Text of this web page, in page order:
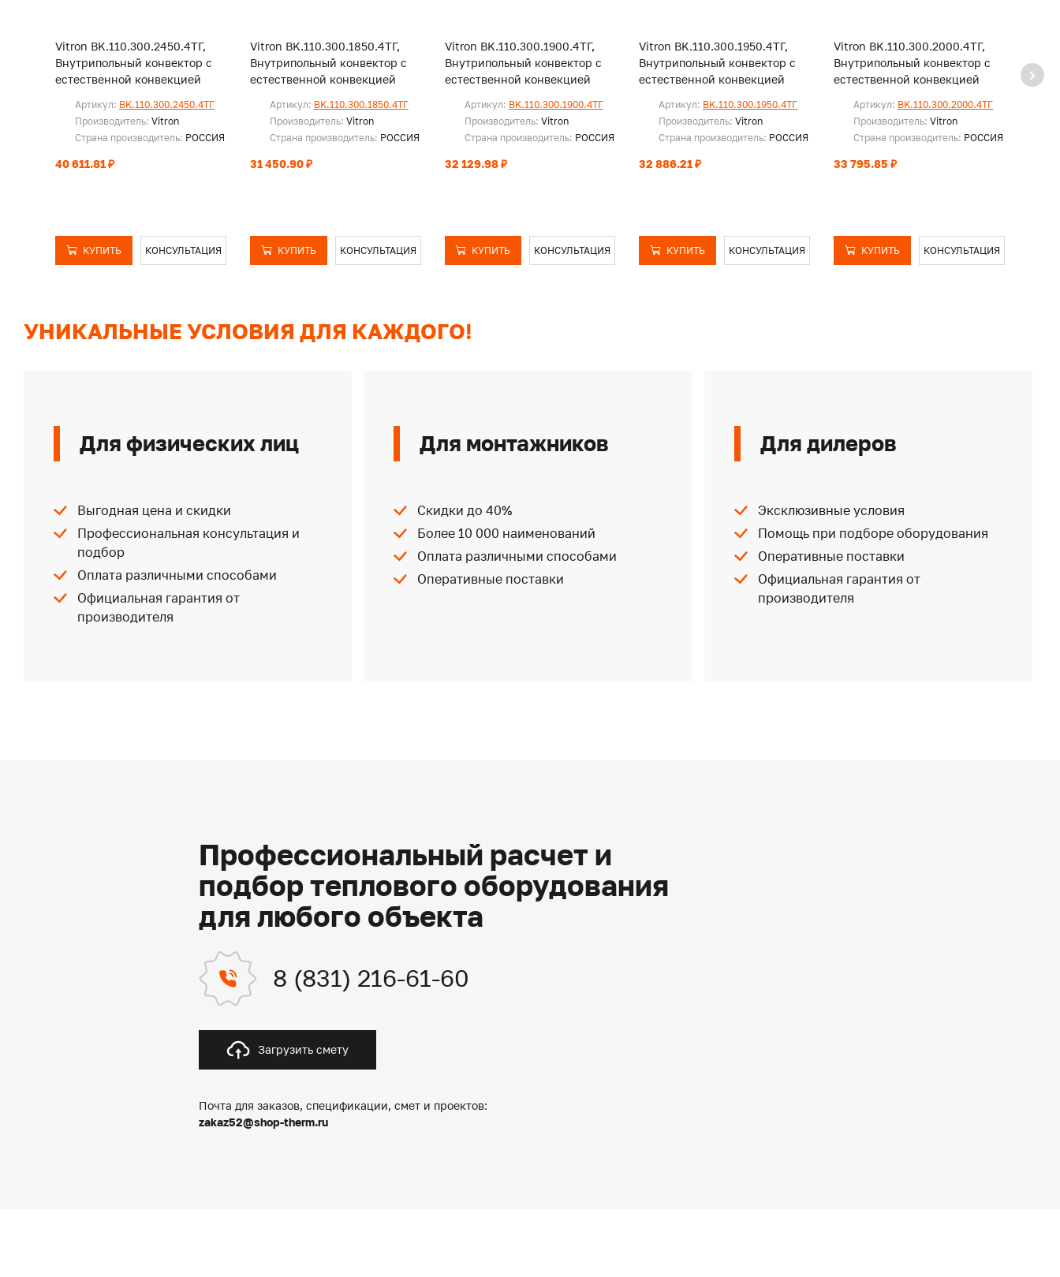
Vitron BK.110.300.2450.4ТГ,
Внутрипольный конвектор с
естественной конвекцией
Артикул: BK.110.300.2450.4ТГ
Производитель: Vitron
Страна производитель: РОССИЯ
40 611.81 ₽
КУПИТЬ КОНСУЛЬТАЦИЯ
Vitron BK.110.300.1850.4ТГ,
Внутрипольный конвектор с
естественной конвекцией
Артикул: BK.110.300.1850.4ТГ
Производитель: Vitron
Страна производитель: РОССИЯ
31 450.90 ₽
КУПИТЬ КОНСУЛЬТАЦИЯ
Vitron BK.110.300.1900.4ТГ,
Внутрипольный конвектор с
естественной конвекцией
Артикул: BK.110.300.1900.4ТГ
Производитель: Vitron
Страна производитель: РОССИЯ
32 129.98 ₽
КУПИТЬ КОНСУЛЬТАЦИЯ
Vitron BK.110.300.1950.4ТГ,
Внутрипольный конвектор с
естественной конвекцией
Артикул: BK.110.300.1950.4ТГ
Производитель:Vitron
Страна производитель: РОССИЯ
32 886.21 ₽
КУПИТЬ КОНСУЛЬТАЦИЯ
Vitron BK.110.300.2000.4ТГ,
Внутрипольный конвектор с
естественной конвекцией
Артикул: BK.110.300.2000.4ТГ
Производитель:Vitron
Страна производитель: РОССИЯ
33 795.85 ₽
КУПИТЬ КОНСУЛЬТАЦИЯ
УНИКАЛЬНЫЕ УСЛОВИЯ ДЛЯ КАЖДОГО!
Для физических лиц
Выгодная цена и скидки
Профессиональная консультация и
подбор
Оплата различными способами
Официальная гарантия от
производителя
Для монтажников
Скидки до 40%
Более 10 000 наименований
Оплата различными способами
Оперативные поставки
Для дилеров
Эксклюзивные условия
Помощь при подборе оборудования
Оперативные поставки
Официальная гарантия от
производителя
Профессиональный расчет и
подбор теплового оборудования
для любого объекта
8 (831) 216-61-60
Загрузить смету
Почта для заказов, спецификации, смет и проектов:
zakaz52@shop-therm.ru